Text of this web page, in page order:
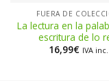
FUERA DE
La lectura en la
escritura de lo
16,99€ IVA inc.